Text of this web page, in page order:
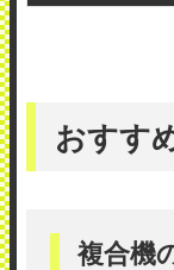
おすす
複合機